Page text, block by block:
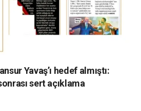
Yavaş’ı hedef almıştı:
sert açıklama